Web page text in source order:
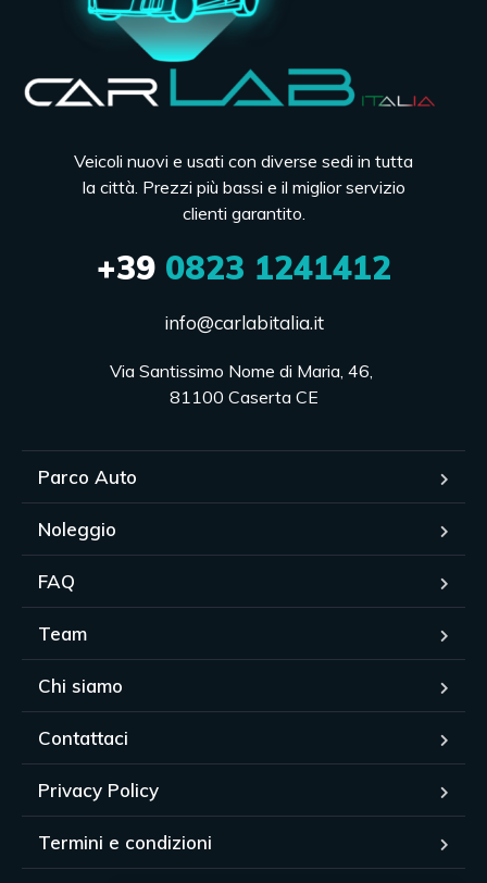
Veicoli nuovi e usati con diverse sedi in tutta
la città. Prezzi più bassi e il miglior servizio
clienti garantito.
+390823 1241412
info@carlabitalia.it
Via Santissimo Nome di Maria, 46,
81100 Caserta CE
Parco Auto
Noleggio
FAQ
Team
Chi siamo
Contattaci
Privacy Policy
Termini e condizioni